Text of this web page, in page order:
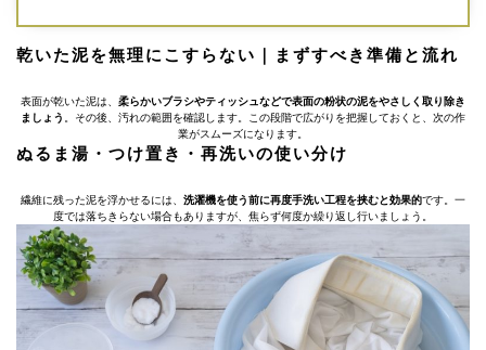
乾いた泥を無理にこすらない｜まずすべき準備と流れ
表面が乾いた泥は、 柔らかいブラシやティッシュなどで表面の粉状の泥をやさしく取り除き
ましょう
。その後、汚れの範囲を確認します。この段階で広がりを把握しておくと、次の作
業がスムーズになります。
ぬるま湯・つけ置き・再洗いの使い分け
繊維に残った泥を浮かせるには、 洗濯機を使う前に再度手洗い工程を挟むと効果的です。一
度では落ちきらない場合もありますが、焦らず何度か繰り返し行いましょう。